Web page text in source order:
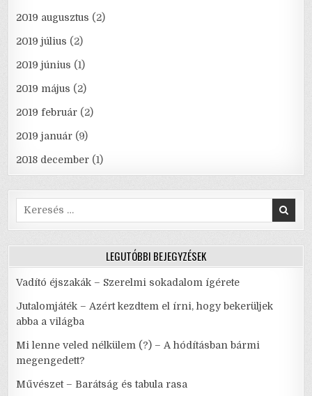
2019 augusztus (2)
2019 július (2)
2019 június (1)
2019 május (2)
2019 február (2)
2019 január (9)
2018 december (1)
Search
for:
LEGUTÓBBI BEJEGYZÉSEK
Vadító éjszakák – Szerelmi sokadalom ígérete
Jutalomjáték – Azért kezdtem el írni, hogy bekerüljek
abba a világba
Mi lenne veled nélkülem (?) – A hódításban bármi
megengedett?
Művészet – Barátság és tabula rasa